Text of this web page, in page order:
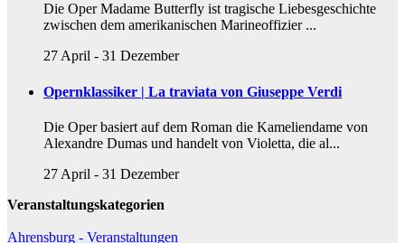
Die Oper Madame Butterfly ist tragische Liebesgeschichte
zwischen dem amerikanischen Marineoffizier ...
27 April - 31 Dezember
Opernklassiker | La traviata von Giuseppe Verdi
Die Oper basiert auf dem Roman die Kameliendame von
Alexandre Dumas und handelt von Violetta, die al...
27 April - 31 Dezember
Veranstaltungskategorien
Ahrensburg - Veranstaltungen